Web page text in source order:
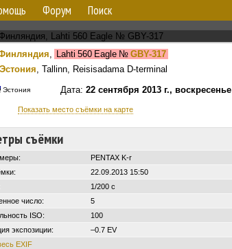
Форум Поиск
, Lahti 560 Eagle № GBY-317
Эстония, Tallinn, Reisisadama D-terminal
Эстония Дата: 22 сентября 2013 г., воскресенье
Показать место съёмки на карте
съёмки
PENTAX K-r
22.09.2013 15:50
1/200 с
число:
5
ISO:
100
экспозиции:
–0.7 EV
EXIF